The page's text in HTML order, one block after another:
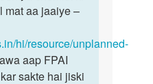
mat aa jaaiye –
hi/resource/unplanned-
aap FPAI
sakte hai jiski